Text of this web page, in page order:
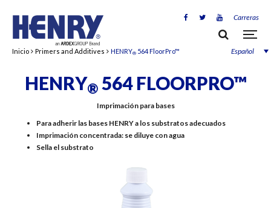
Carreras
Español
Inicio Primers and Additives HENRY® 564 FloorPro™
HENRY®564 FLOORPRO™
Imprimación para bases
Para adherir las bases HENRY a los substratos adecuados
Imprimación concentrada: se diluye con agua
Sella el substrato